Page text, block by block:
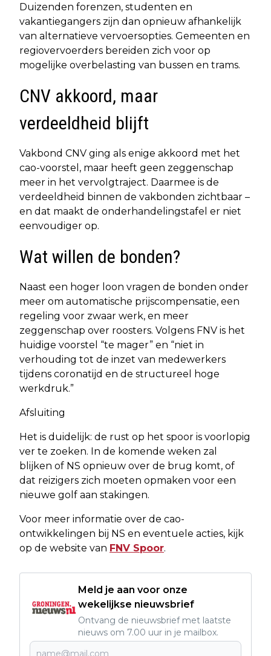
Duizenden forenzen, studenten en
vakantiegangers zijn dan opnieuw afhankelijk
van alternatieve vervoersopties. Gemeenten en
regiovervoerders bereiden zich voor op
mogelijke overbelasting van bussen en trams.
CNV akkoord, maar
verdeeldheid blijft
Vakbond CNV ging als enige akkoord met het
cao-voorstel, maar heeft geen zeggenschap
meer in het vervolgtraject. Daarmee is de
verdeeldheid binnen de vakbonden zichtbaar –
en dat maakt de onderhandelingstafel er niet
eenvoudiger op.
Wat willen de bonden?
Naast een hoger loon vragen de bonden onder
meer om automatische prijscompensatie, een
regeling voor zwaar werk, en meer
zeggenschap over roosters. Volgens FNV is het
huidige voorstel “te mager” en “niet in
verhouding tot de inzet van medewerkers
tijdens coronatijd en de structureel hoge
werkdruk.”
Afsluiting
Het is duidelijk: de rust op het spoor is voorlopig
ver te zoeken. In de komende weken zal
blijken of NS opnieuw over de brug komt, of
dat reizigers zich moeten opmaken voor een
nieuwe golf aan stakingen.
Voor meer informatie over de cao-
ontwikkelingen bij NS en eventuele acties, kijk
op de website van FNV Spoor.
Meld je aan voor onze
wekelijkse nieuwsbrief
Ontvang de nieuwsbrief met laatste
nieuws om 7.00 uur in je mailbox.